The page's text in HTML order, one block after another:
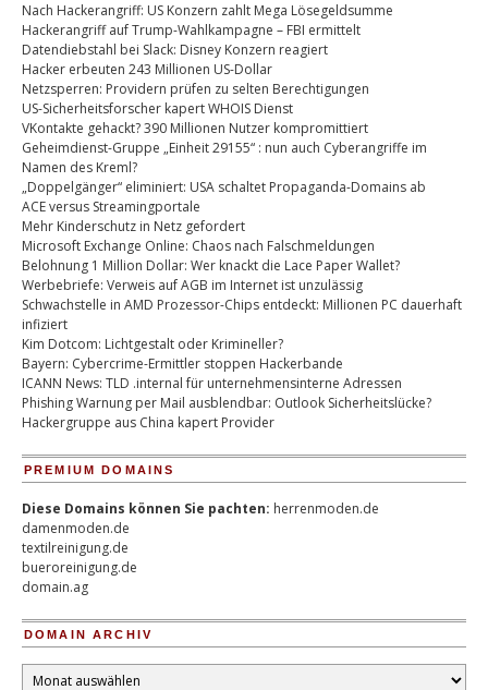
Nach Hackerangriff: US Konzern zahlt Mega Lösegeldsumme
Hackerangriff auf Trump-Wahlkampagne – FBI ermittelt
Datendiebstahl bei Slack: Disney Konzern reagiert
Hacker erbeuten 243 Millionen US-Dollar
Netzsperren: Providern prüfen zu selten Berechtigungen
US-Sicherheitsforscher kapert WHOIS Dienst
VKontakte gehackt? 390 Millionen Nutzer kompromittiert
Geheimdienst-Gruppe „Einheit 29155“ : nun auch Cyberangriffe im
Namen des Kreml?
„Doppelgänger“ eliminiert: USA schaltet Propaganda-Domains ab
ACE versus Streamingportale
Mehr Kinderschutz in Netz gefordert
Microsoft Exchange Online: Chaos nach Falschmeldungen
Belohnung 1 Million Dollar: Wer knackt die Lace Paper Wallet?
Werbebriefe: Verweis auf AGB im Internet ist unzulässig
Schwachstelle in AMD Prozessor-Chips entdeckt: Millionen PC dauerhaft
infiziert
Kim Dotcom: Lichtgestalt oder Krimineller?
Bayern: Cybercrime-Ermittler stoppen Hackerbande
ICANN News: TLD .internal für unternehmensinterne Adressen
Phishing Warnung per Mail ausblendbar: Outlook Sicherheitslücke?
Hackergruppe aus China kapert Provider
PREMIUM DOMAINS
Diese Domains können Sie pachten: herrenmoden.de
damenmoden.de
textilreinigung.de
bueroreinigung.de
domain.ag
DOMAIN ARCHIV
Domain